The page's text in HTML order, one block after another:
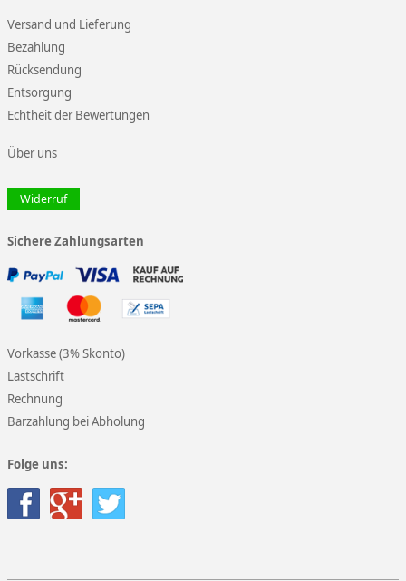
Versand und Lieferung
Bezahlung
Rücksendung
Entsorgung
Echtheit der Bewertungen
Über uns
Widerruf
Sichere Zahlungsarten
Vorkasse (3% Skonto)
Lastschrift
Rechnung
Barzahlung bei Abholung
Folge uns: